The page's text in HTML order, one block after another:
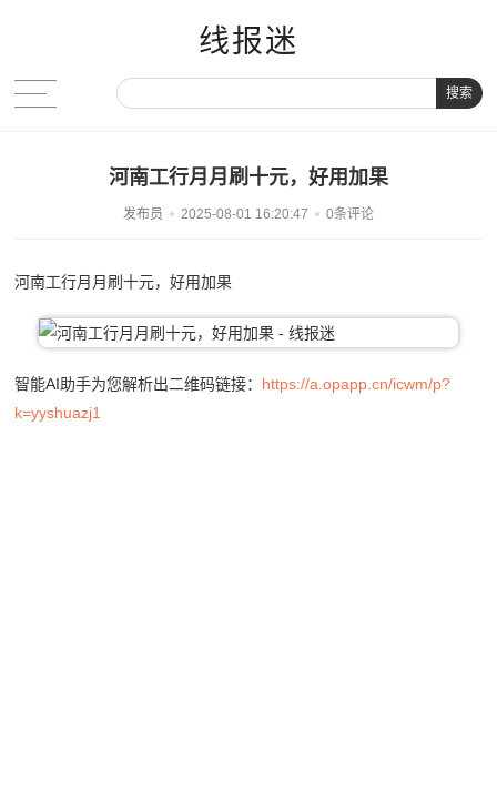
线报迷
搜索
河南工行月月刷十元，好用加果
发布员 2025-08-01 16:20:47 0条评论
河南工行月月刷十元，好用加果
智能AI助手为您解析出二维码链接： https://a.opapp.cn/icwm/p?
k=yyshuazj1